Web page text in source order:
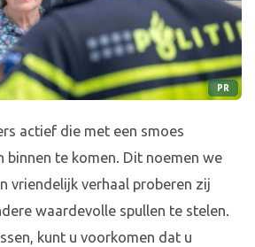
PR
actief die met een smoes
binnen te komen. Dit noemen we
vriendelijk verhaal proberen zij
waardevolle spullen te stelen.
kunt u voorkomen dat u